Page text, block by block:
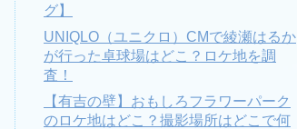
グ】
UNIQLO（ユニクロ）CMで綾瀬はるか
が行った卓球場はどこ？ロケ地を調
査！
【有吉の壁】おもしろフラワーパーク
のロケ地はどこ？撮影場所はどこで何